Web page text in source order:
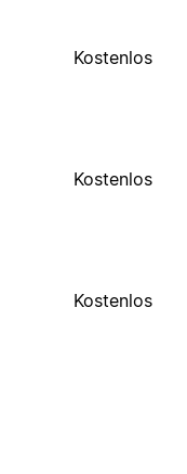
Kostenlos
Kostenlos
Kostenlos